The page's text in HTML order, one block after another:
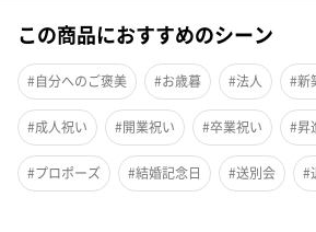
カシミヤってどんな素材？
カシミヤは柔らかくて軽く、上品な光沢感
と呼ばれています。毛が獲れるカシミヤヤ
域にしか生息しておりません。 非常に希
この商品におすすめのシーン
#自分へのご褒美 #お歳暮 #法人 #新
#成人祝い #開業祝い #卒業祝い #昇
#プロポーズ #結婚記念日 #送別会 #